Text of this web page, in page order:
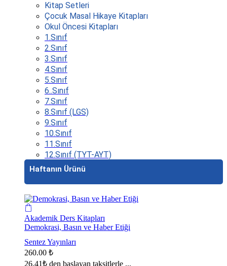
Kitap Setleri
Çocuk Masal Hikaye Kitapları
Okul Öncesi Kitapları
1.Sınıf
2.Sınıf
3.Sınıf
4.Sınıf
5.Sınıf
6..Sınıf
7.Sınıf
8.Sınıf (LGS)
9.Sınıf
10.Sınıf
11.Sınıf
12.Sınıf (TYT-AYT)
Haftanın Ürünü
Akademik Ders Kitapları
Demokrasi, Basın ve Haber Etiği
Sentez Yayınları
260.00 ₺
26.41₺ den başlayan taksitlerle ...